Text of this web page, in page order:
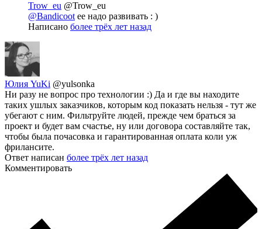
Trow_eu @Trow_eu
@Bandicoot ее надо развивать : )
Написано более трёх лет назад
Юлия YuKi @yulsonka
Ни разу не вопрос про технологии :) Да и где вы находите
таких ушлых заказчиков, которым код показать нельзя - тут же
убегают с ним. Фильтруйте людей, прежде чем браться за
проект и будет вам счастье, ну или договора составляйте так,
чтобы была почасовка и гарантированная оплата коли уж
фрилансите.
Ответ написан более трёх лет назад
Комментировать